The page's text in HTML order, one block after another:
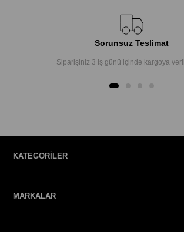
Sorunsuz Teslimat
Siparişiniz 3 iş günü içinde kargoya
KATEGORİLER
MARKALAR